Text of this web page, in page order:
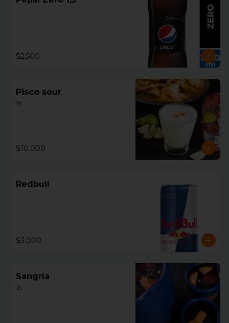
$2.500
Pisco sour
1lt.
$10.000
Redbull
$3.000
Sangría
1lt.